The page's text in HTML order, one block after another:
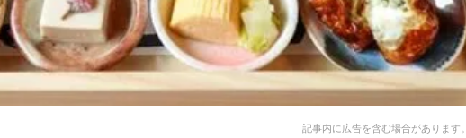
記事内に広告を含む場合があります。